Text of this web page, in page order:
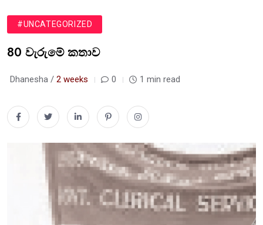
#UNCATEGORIZED
80 වැරුමේ කතාව
Dhanesha / 2 weeks 0 1 min read